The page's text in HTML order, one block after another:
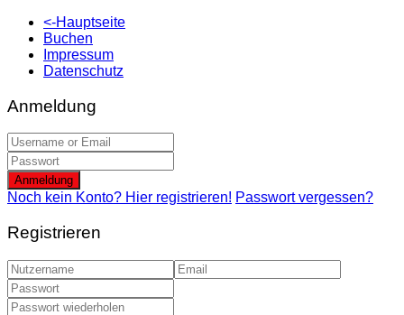
<-Hauptseite
Buchen
Impressum
Datenschutz
Anmeldung
Anmeldung
Noch kein Konto? Hier registrieren! Passwort vergessen?
Registrieren